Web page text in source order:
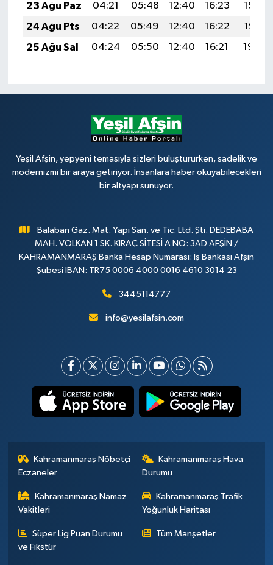
23 Ağu Paz
04:21 05:48 12:40 16:23
19:23
24 Ağu Pts
04:22 05:49 12:40 16:22
19:21
25 Ağu Sal
04:24 05:50 12:40 16:21 19:20
Yeşil Afşin, yepyeni temasıyla sizleri buluştururken, sadelik ve
modernizmi bir araya getiriyor. İnsanlara haber okuyabilecekleri
bir altyapı sunuyor.
Balaban Gaz. Mat. Yapı San. ve Tic. Ltd. Şti. DEDEBABA
MAH. VOLKAN 1 SK. KIRAÇ SİTESİ A NO: 3AD AFŞİN /
KAHRAMANMARAŞ Banka Hesap Numarası: İş Bankası Afşin
Şubesi IBAN: TR75 0006 4000 0016 4610 3014 23
3445114777
info@yesilafsin.com
Kahramanmaraş Nöbetçi
Eczaneler
Kahramanmaraş Hava
Durumu
Kahramanmaraş Namaz
Vakitleri
Kahramanmaraş Trafik
Yoğunluk Haritası
Süper Lig Puan Durumu
ve Fikstür
Tüm Manşetler